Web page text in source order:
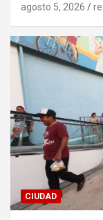
agosto 5, 2026
CIUDAD